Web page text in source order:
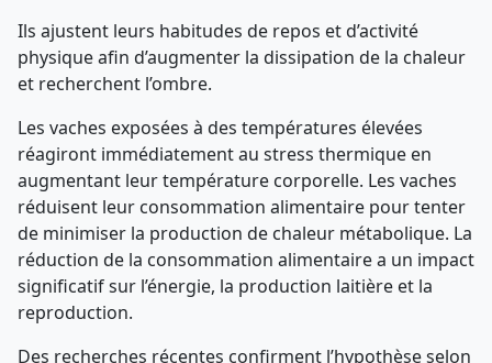
Ils ajustent leurs habitudes de repos et d’activité
physique afin d’augmenter la dissipation de la chaleur
et recherchent l’ombre.
Les vaches exposées à des températures élevées
réagiront immédiatement au stress thermique en
augmentant leur température corporelle. Les vaches
réduisent leur consommation alimentaire pour tenter
de minimiser la production de chaleur métabolique. La
réduction de la consommation alimentaire a un impact
significatif sur l’énergie, la production laitière et la
reproduction.
Des recherches récentes confirment l’hypothèse selon